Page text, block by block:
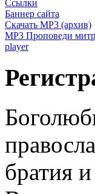
Ссылки
Баннер сайта
Скачать MP3 (архив)
MP3 Проповеди
player
братия